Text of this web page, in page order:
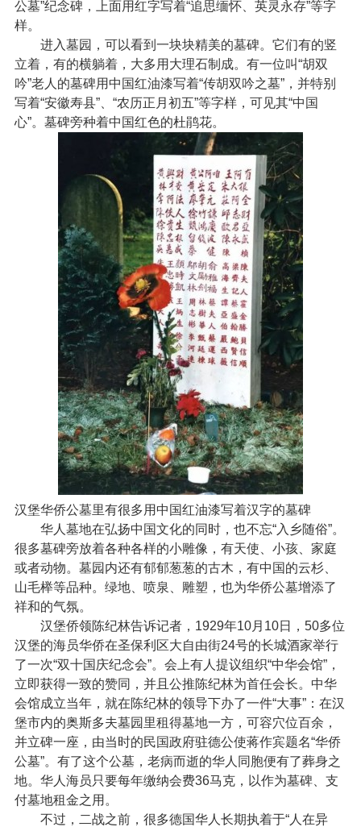
公墓”纪念碑，上面用红字写着“追思缅怀、英灵永存”等字
样。
进入墓园，可以看到一块块精美的墓碑。它们有的竖
立着，有的横躺着，大多用大理石制成。有一位叫“胡双
吟”老人的墓碑用中国红油漆写着“传胡双吟之墓”，并特别
写着“安徽寿县”、“农历正月初五”等字样，可见其“中国
心”。墓碑旁种着中国红色的杜鹃花。
汉堡华侨公墓里有很多用中国红油漆写着汉字的墓碑
华人墓地在弘扬中国文化的同时，也不忘“入乡随俗”。
很多墓碑旁放着各种各样的小雕像，有天使、小孩、家庭
或者动物。墓园内还有郁郁葱葱的古木，有中国的云杉、
山毛榉等品种。绿地、喷泉、雕塑，也为华侨公墓增添了
祥和的气氛。
汉堡侨领陈纪林告诉记者，1929年10月10日，50多位
汉堡的海员华侨在圣保利区大自由街24号的长城酒家举行
了一次“双十国庆纪念会”。会上有人提议组织“中华会馆”，
立即获得一致的赞同，并且公推陈纪林为首任会长。中华
会馆成立当年，就在陈纪林的领导下办了一件“大事”：在汉
堡市内的奥斯多夫墓园里租得墓地一方，可容穴位百余，
并立碑一座，由当时的民国政府驻德公使蒋作宾题名“华侨
公墓”。有了这个公墓，老病而逝的华人同胞便有了葬身之
地。华人海员只要每年缴纳会费36马克，以作为墓碑、支
付墓地租金之用。
不过，二战之前，很多德国华人长期执着于“人在异